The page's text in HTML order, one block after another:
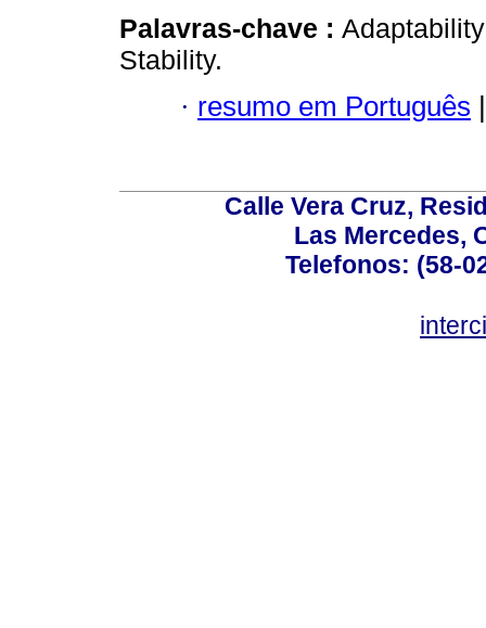
Palavras-chave :
Stability.
· resumo em Português |
Calle Vera Cruz,
Las Mercedes,
Telefonos: (58-